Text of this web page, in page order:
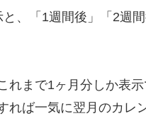
、「1週間後」「2週
れまで1ヶ月分しか表
れば一気に翌月のカ